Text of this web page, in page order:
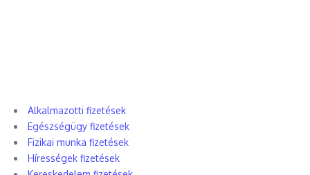
Alkalmazotti fizetések
Egészségügy fizetések
Fizikai munka fizetések
Hírességek fizetések